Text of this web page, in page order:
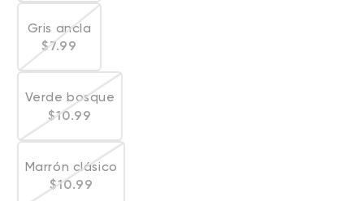
Gris ancla
Variante agotada o no disponible
Precio habitual
$7.99
Verde bosque
Variante agotada o no disponible
Precio habitual
$10.99
Marrón clásico
Variante agotada o no disponible
Precio habitual
$10.99